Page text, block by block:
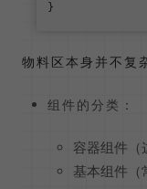
物料区本身并不复
组件的分类：
容器组件（
基本组件（